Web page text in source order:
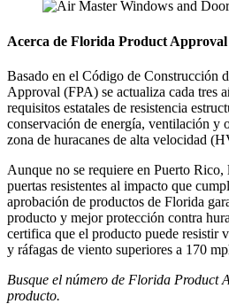
Acerca de Florida Product Approval
Basado en el Código de Construcción
Approval (FPA) se actualiza cada tres
requisitos estatales de resistencia
conservación de energía, ventilación y
zona de huracanes de alta velocidad
Aunque no se requiere en Puerto
puertas resistentes al impacto que
aprobación de productos de Florida
producto y mejor protección contra
certifica que el producto puede resistir
y ráfagas de viento superiores a 170
Busque el número de Florida Product
producto.